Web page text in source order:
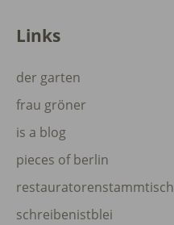
Links
der garten
frau gröner
is a blog
pieces of berlin
restauratorenstammtisch
schreibenistblei